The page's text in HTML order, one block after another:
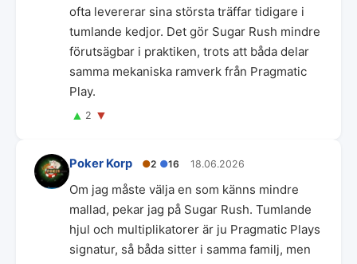
ofta levererar sina största träffar tidigare i
tumlande kedjor. Det gör Sugar Rush mindre
förutsägbar i praktiken, trots att båda delar
samma mekaniska ramverk från Pragmatic
Play.
▲ 2 ▼
Poker Korp ●2 ●16 18.06.2026
Om jag måste välja en som känns mindre
mallad, pekar jag på Sugar Rush. Tumlande
hjul och multiplikatorer är ju Pragmatic Plays
signatur, så båda sitter i samma familj, men